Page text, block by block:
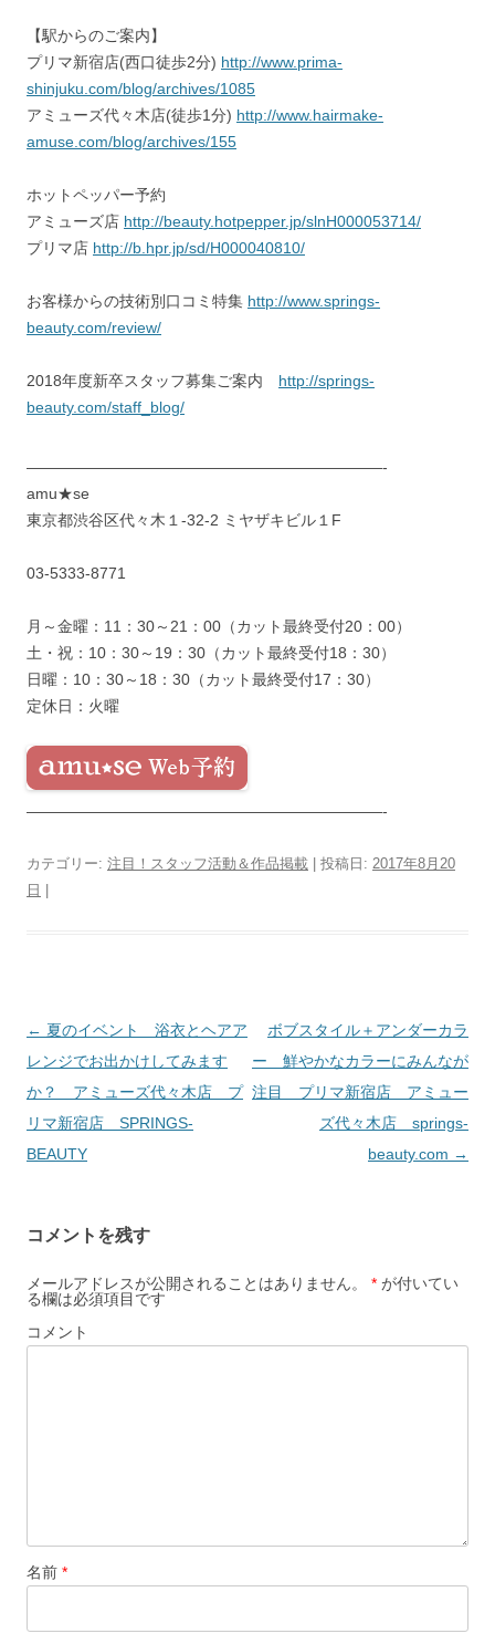
【駅からのご案内】
プリマ新宿店(西口徒歩2分) http://www.prima-
shinjuku.com/blog/archives/1085
アミューズ代々木店(徒歩1分) http://www.hairmake-
amuse.com/blog/archives/155
ホットペッパー予約
アミューズ店 http://beauty.hotpepper.jp/slnH000053714/
プリマ店 http://b.hpr.jp/sd/H000040810/
お客様からの技術別口コミ特集 http://www.springs-
beauty.com/review/
2018年度新卒スタッフ募集ご案内 http://springs-
beauty.com/staff_blog/
———————————————————————-
amu★se
東京都渋谷区代々木１-32-2 ミヤザキビル１F
03-5333-8771
月～金曜：11：30～21：00（カット最終受付20：00）
土・祝：10：30～19：30（カット最終受付18：30）
日曜：10：30～18：30（カット最終受付17：30）
定休日：火曜
———————————————————————-
カテゴリー: 注目！スタッフ活動＆作品掲載 | 投稿日: 2017年8月20
日
投
稿
ナ
ビ
ゲ
ョ
ン
← 夏のイベント 浴衣とヘアア
レンジでお出かけしてみます
か？ アミューズ代々木店 プ
リマ新宿店 SPRINGS-
BEAUTY
ボブスタイル＋アンダーカラ
ー 鮮やかなカラーにみんなが
注目 プリマ新宿店 アミュー
ズ代々木店 springs-
beauty.com →
コメントを残す
メールアドレスが公開されることはありません。 * が付いてい
る欄は必須項目です
コメント
名前 *